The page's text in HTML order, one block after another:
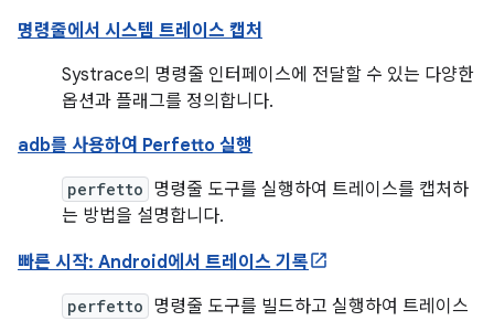
명령줄에서 시스템 트레이스 캡처
Systrace의 명령줄 인터페이스에 전달할 수 있는 다양한
옵션과 플래그를 정의합니다.
adb를 사용하여 Perfetto 실행
perfetto 명령줄 도구를 실행하여 트레이스를 캡처하
는 방법을 설명합니다.
빠른 시작: Android에서 트레이스 기록
perfetto 명령줄 도구를 빌드하고 실행하여 트레이스